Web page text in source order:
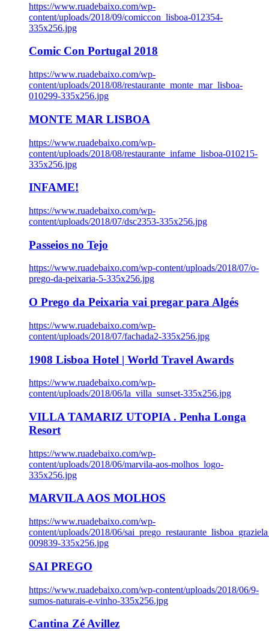
https://www.ruadebaixo.com/wp-
content/uploads/2018/09/comiccon_lisboa-012354-
335x256.jpg
Comic Con Portugal 2018
https://www.ruadebaixo.com/wp-
content/uploads/2018/08/restaurante_monte_mar_lisboa-
010299-335x256.jpg
MONTE MAR LISBOA
https://www.ruadebaixo.com/wp-
content/uploads/2018/08/restaurante_infame_lisboa-010215-
335x256.jpg
INFAME!
https://www.ruadebaixo.com/wp-
content/uploads/2018/07/dsc2353-335x256.jpg
Passeios no Tejo
https://www.ruadebaixo.com/wp-content/uploads/2018/07/o-
prego-da-peixaria-5-335x256.jpg
O Prego da Peixaria vai pregar para Algés
https://www.ruadebaixo.com/wp-
content/uploads/2018/07/fachada2-335x256.jpg
1908 Lisboa Hotel | World Travel Awards
https://www.ruadebaixo.com/wp-
content/uploads/2018/06/la_villa_sunset-335x256.jpg
VILLA TAMARIZ UTOPIA . Penha Longa
Resort
https://www.ruadebaixo.com/wp-
content/uploads/2018/06/marvila-aos-molhos_logo-
335x256.jpg
MARVILA AOS MOLHOS
https://www.ruadebaixo.com/wp-
content/uploads/2018/06/
009839-335x256.jpg
SAI PREGO
https://www.ruadebaixo.com/wp-content/uploads/2018/06/9-
sumos-naturais-e-vinho-335x256.jpg
Cantina Zé Avillez